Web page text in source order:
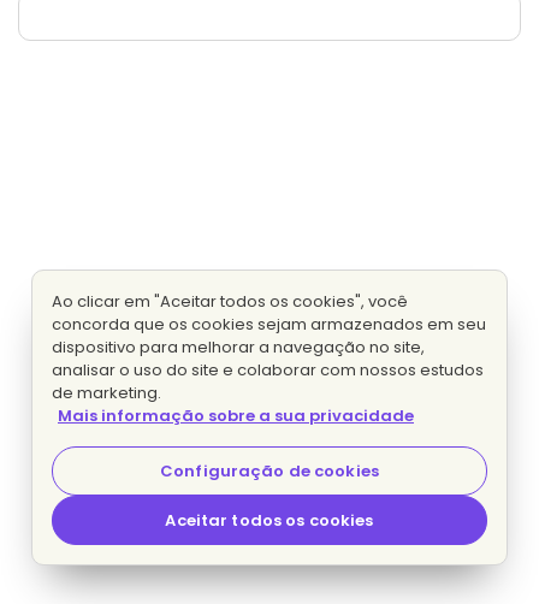
Ao clicar em "Aceitar todos os cookies", você
concorda que os cookies sejam armazenados em seu
dispositivo para melhorar a navegação no site,
analisar o uso do site e colaborar com nossos estudos
de marketing.
Mais informação sobre a sua privacidade
Configuração de cookies
Aceitar todos os cookies